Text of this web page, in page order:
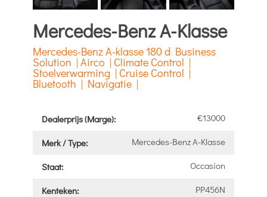
Mercedes-Benz A-Klasse
Mercedes-Benz A-klasse 180 d Business
Solution | Airco | Climate Control |
Stoelverwarming | Cruise Control |
Bluetooth | Navigatie |
Dealerprijs (Marge): €13000
Merk / Type: Mercedes-Benz A-Klasse
Staat: Occasion
Kenteken: PP456N